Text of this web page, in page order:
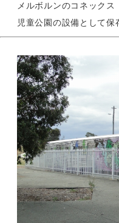
メルボルンのコネック
児童公園の設備として保